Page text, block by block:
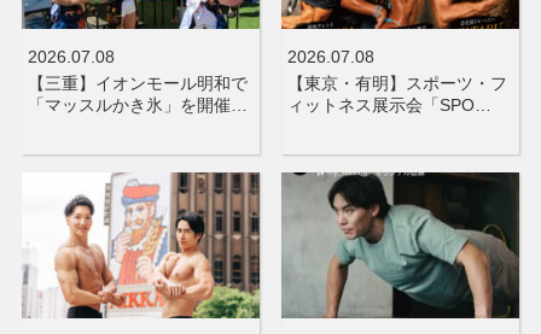
2026.07.08
【三重】イオンモール明和で
「マッスルかき氷」を開催…
2026.07.08
【東京・有明】スポーツ・フ
ィットネス展示会「SPO…